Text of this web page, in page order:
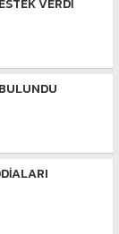
VERDİ